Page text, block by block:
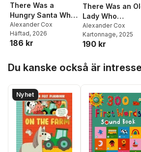
There Was a
Hungry Santa Who
Swallowed
Christmas!
Alexander Cox
Häftad, 2026
186 kr
There Was an
Lady Who
Swallowed a Fly
Alexander Cox
Kartonnage, 2025
190 kr
Du kanske också är
Nyhet